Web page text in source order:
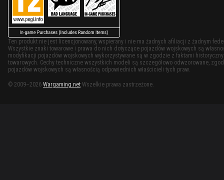
Ten produkt nie jest licencjonowany, wspierany i nie ma żadnych afiliacji z żadnym
Wszystkie znaki towarowe i prawa do nich dotyczące pojazdów wojskowych są
modyfikacji pojazdów wojskowych wykorzystywane są w zgodzie z faktami
towarowych. Cechy techniczne wszystkich modeli są szczegółowo odwzorowane,
pojazdów wojskowych są własnością odpowiednich właścicieli tych praw.
© 2009–2026 Wargaming.net Wszelkie prawa zastrzeżone.